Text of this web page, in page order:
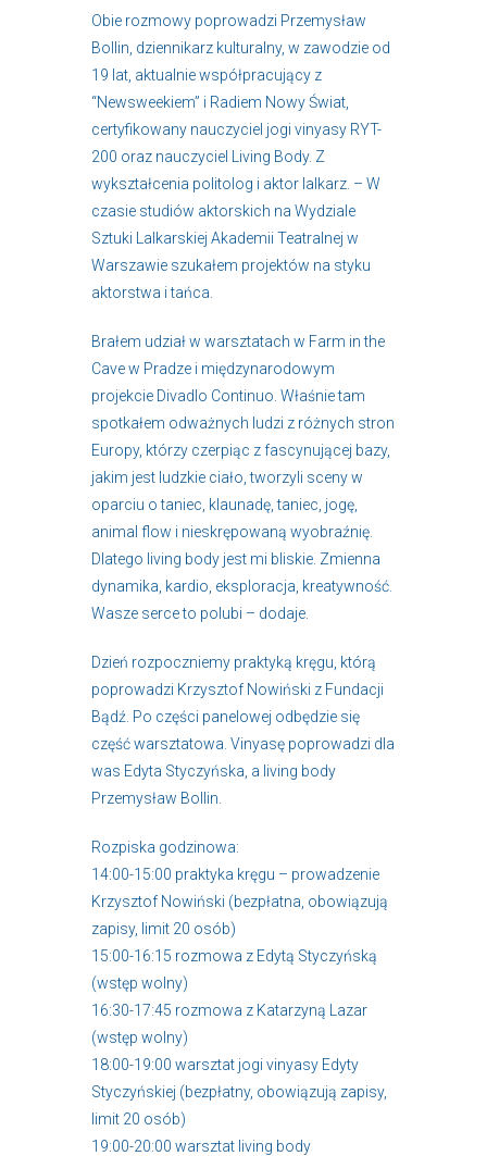
Obie rozmowy poprowadzi Przemysław
Bollin, dziennikarz kulturalny, w zawodzie od
19 lat, aktualnie współpracujący z
“Newsweekiem” i Radiem Nowy Świat,
certyfikowany nauczyciel jogi vinyasy RYT-
200 oraz nauczyciel Living Body. Z
wykształcenia politolog i aktor lalkarz. – W
czasie studiów aktorskich na Wydziale
Sztuki Lalkarskiej Akademii Teatralnej w
Warszawie szukałem projektów na styku
aktorstwa i tańca.
Brałem udział w warsztatach w Farm in the
Cave w Pradze i międzynarodowym
projekcie Divadlo Continuo. Właśnie tam
spotkałem odważnych ludzi z różnych stron
Europy, którzy czerpiąc z fascynującej bazy,
jakim jest ludzkie ciało, tworzyli sceny w
oparciu o taniec, klaunadę, taniec, jogę,
animal flow i nieskrępowaną wyobraźnię.
Dlatego living body jest mi bliskie. Zmienna
dynamika, kardio, eksploracja, kreatywność.
Wasze serce to polubi – dodaje.
Dzień rozpoczniemy praktyką kręgu, którą
poprowadzi Krzysztof Nowiński z Fundacji
Bądź. Po części panelowej odbędzie się
część warsztatowa. Vinyasę poprowadzi dla
was Edyta Styczyńska, a living body
Przemysław Bollin.
Rozpiska godzinowa:
14:00-15:00 praktyka kręgu – prowadzenie
Krzysztof Nowiński (bezpłatna, obowiązują
zapisy, limit 20 osób)
15:00-16:15 rozmowa z Edytą Styczyńską
(wstęp wolny)
16:30-17:45 rozmowa z Katarzyną Lazar
(wstęp wolny)
18:00-19:00 warsztat jogi vinyasy Edyty
Styczyńskiej (bezpłatny, obowiązują zapisy,
limit 20 osób)
19:00-20:00 warsztat living body